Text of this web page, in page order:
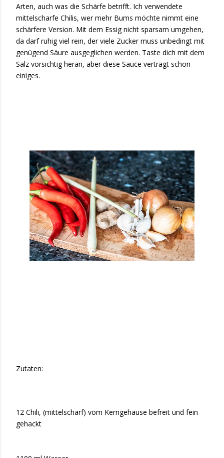
Arten, auch was die Schärfe betrifft. Ich verwendete
mittelscharfe Chilis, wer mehr Bums möchte nimmt eine
schärfere Version. Mit dem Essig nicht sparsam umgehen,
da darf ruhig viel rein, der viele Zucker muss unbedingt mit
genügend Säure ausgeglichen werden. Taste dich mit dem
Salz vorsichtig heran, aber diese Sauce verträgt schon
einiges.
Zutaten:
12 Chili, (mittelscharf) vom Kerngehäuse befreit und fein
gehackt